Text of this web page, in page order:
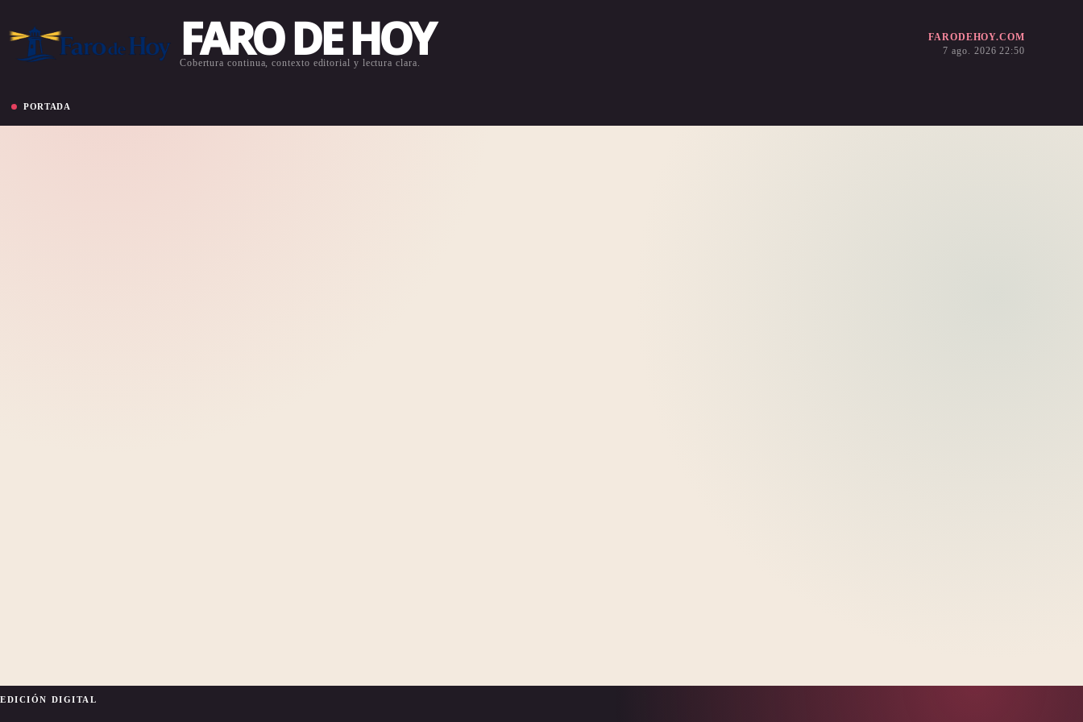
FARO DE HOY
Cobertura continua, contexto editorial y lectura clara.
FARODEHOY.COM
7 ago. 2026 22:50
PORTADA
EDICIÓN DIGITAL